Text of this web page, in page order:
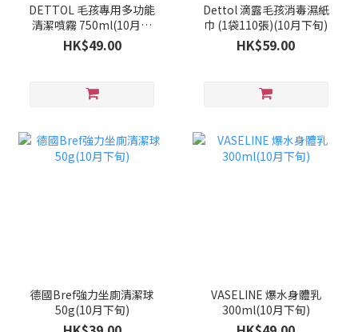
DETTOL 毛孩專用多功能
清潔噴霧 750ml(10月中
旬)
HK$49.00
Dettol 滴露毛孩消毒濕紙
巾 (1袋110張)(10月下旬)
HK$59.00
德國Bref強力坐廁清潔球
50g(10月下旬)
VASELINE 爆水身體乳
300ml(10月下旬)